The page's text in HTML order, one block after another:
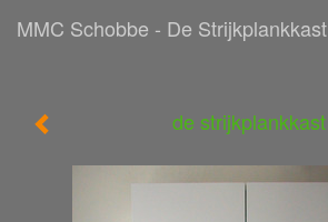
MMC Schobbe - De Strijkplankkast
de strijkplankkast